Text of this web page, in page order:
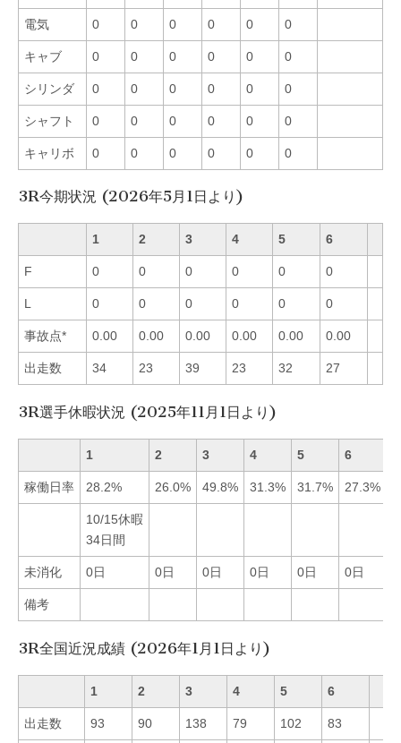
電気 0 0 0 0 0 0
キャブ 0 0 0 0 0 0
シリンダ 0 0 0 0 0 0
シャフト 0 0 0 0 0 0
キャリボ 0 0 0 0 0 0
3R今期状況 (2026年5月1日より)
1 2 3 4 5 6
F 0 0 0 0 0 0
L 0 0 0 0 0 0
事故点* 0.00 0.00 0.00 0.00 0.00 0.00
出走数 34 23 39 23 32 27
3R選手休暇状況 (2025年11月1日より)
1 2 3 4 5 6
稼働日率 28.2% 26.0% 49.8% 31.3% 31.7% 27.3%
10/15休暇
34日間
未消化 0日 0日 0日 0日 0日 0日
備考
3R全国近況成績 (2026年1月1日より)
1 2 3 4 5 6
出走数 93 90 138 79 102 83